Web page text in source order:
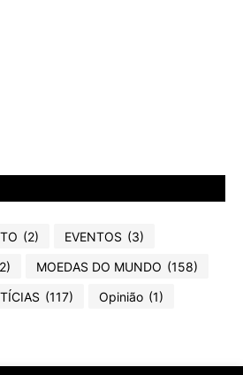
(2) EVENTOS (3)
MOEDAS DO MUNDO (158)
(117) Opinião (1)